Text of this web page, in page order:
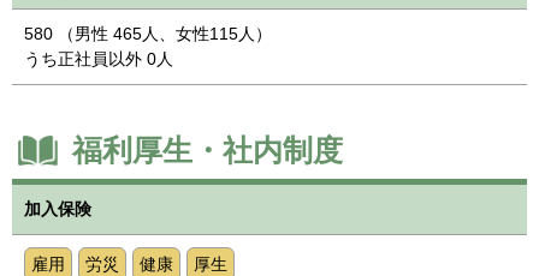
580 （男性 465人、女性115人）
うち正社員以外 0人
福利厚生・社内制度
加入保険
雇用 労災 健康 厚生